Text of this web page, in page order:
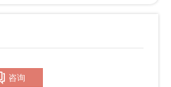
咨询